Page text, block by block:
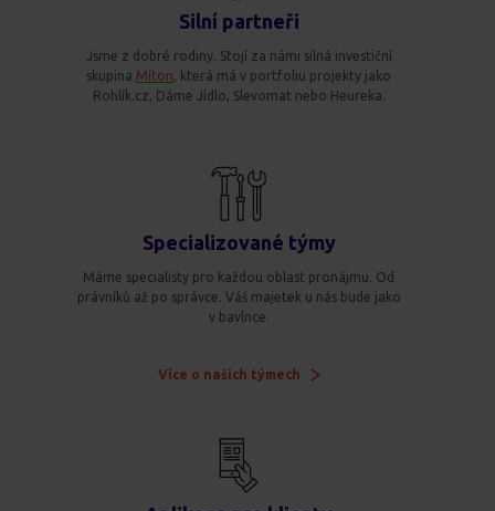
Silní partneři
Jsme z dobré rodiny. Stojí za námi silná investiční
skupina Miton , která má v portfoliu projekty jako
Rohlík.cz, Dáme Jídlo, Slevomat nebo Heureka.
Specializované týmy
Máme specialisty pro každou oblast pronájmu. Od
právníků až po správce. Váš majetek u nás bude jako
v bavlnce.
Více o našich týmech